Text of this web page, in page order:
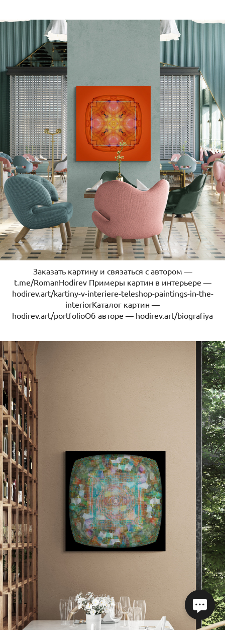
Заказать картину и связаться с автором —
t.me/RomanHodirev Примеры картин в интерьере —
hodirev.art/kartiny-v-interiere-teleshop-paintings-in-the-
interiorКаталог картин —
hodirev.art/portfolioОб авторе — hodirev.art/biografiya